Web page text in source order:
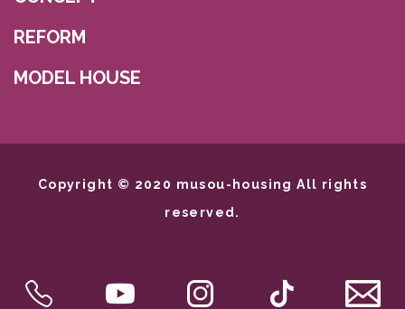
REFORM
MODEL HOUSE
Copyright © 2020 musou-housing All rights
reserved.